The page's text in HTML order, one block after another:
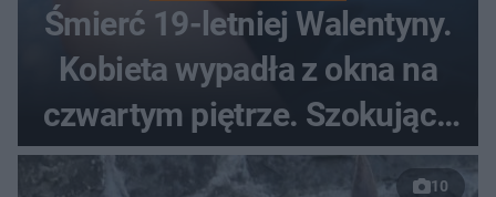
Śmierć 19-letniej Walentyny.
Kobieta wypadła z okna na
czwartym piętrze. Szokujące
nagranie trafiło do sieci
10